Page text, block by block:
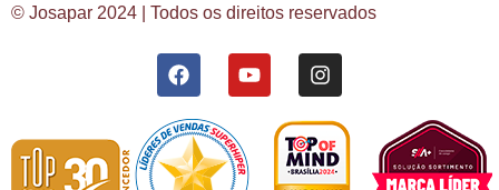
© Josapar 2024 | Todos os direitos reservados